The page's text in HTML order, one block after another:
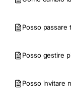
Posso passare
Posso gestire
Posso invitare